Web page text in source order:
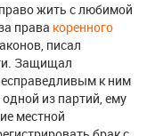
жить с любимой
права коренного
писал
Защищал
к ним
из партий, ему
местной